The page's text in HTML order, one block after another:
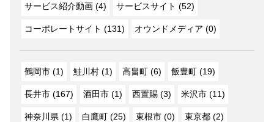
サービス紹介動画 (4) サービスサイト (52)
コーポレートサイト (131) オウンドメディア (0)
鶴岡市 (1) 鮭川村 (1) 高畠町 (6) 飯豊町 (19)
長井市 (167) 酒田市 (1) 西置賜 (3) 米沢市 (11)
神奈川県 (1) 白鷹町 (25) 東根市 (0) 東京都 (2)